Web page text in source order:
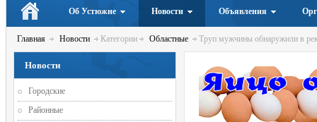
Об Устюжне Новости Объявления
Главная Новости Категории Областные Труп мужчины обнаружили в
Новости
Городские
Районные